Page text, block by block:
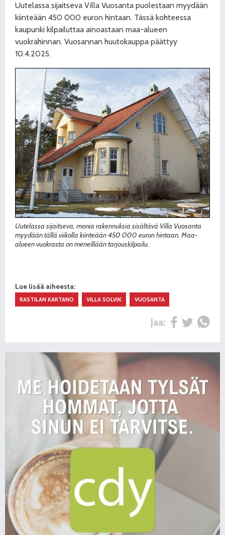
Uutelassa sijaitseva Villa Vuosanta puolestaan myydään
kiinteään 450 000 euron hintaan. Tässä kohteessa
kaupunki kilpailuttaa ainoastaan maa-alueen
vuokrahinnan. Vuosannan huutokauppa päättyy
10.4.2025.
Uutelassa sijaitseva, monia rakennuksia sisältävä Villa Vuosanta
myydään tällä viikolla kiinteään 450 000 euron hintaan. Maa-
alueen vuokrasta on meneillään tarjouskilpailu.
Lue lisää aiheesta:
RASTILAN KARTANO VILLA SOLVIK VUOSANTA
Jaa: